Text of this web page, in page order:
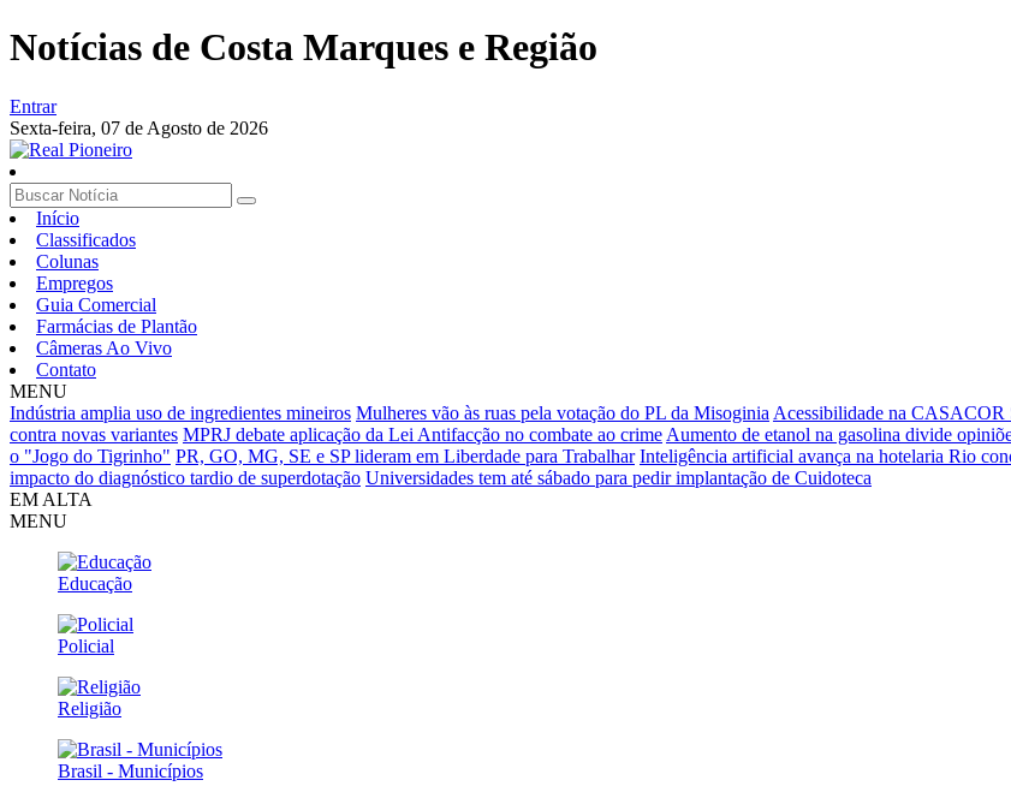
Notícias de Costa Marques e Região
Entrar
Sexta-feira, 07 de Agosto de 2026
Início
Classificados
Colunas
Empregos
Guia Comercial
Farmácias de Plantão
Câmeras Ao Vivo
Contato
MENU
Indústria amplia uso de ingredientes mineiros Mulheres vão às ruas pela votação do PL da Misoginia Acessibilidade na CASACOR
contra novas variantes MPRJ debate aplicação da Lei Antifacção no combate ao crime Aumento de etanol na gasolina divide
o "Jogo do Tigrinho" PR, GO, MG, SE e SP lideram em Liberdade para Trabalhar Inteligência artificial avança na hotelaria Rio
impacto do diagnóstico tardio de superdotação Universidades tem até sábado para pedir implantação de Cuidoteca
EM ALTA
MENU
Educação
Policial
Religião
Brasil - Municípios